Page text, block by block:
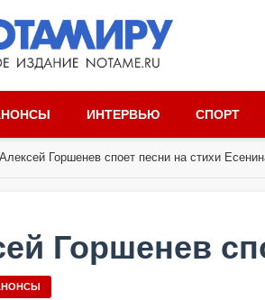
ИНТЕРВЬЮ СПОРТ
Алексей Горшенев споет песни на стихи
Горшенев